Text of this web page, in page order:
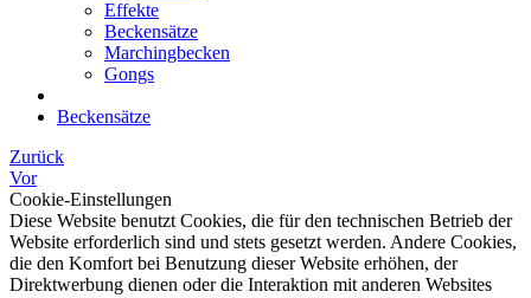
Effekte
Beckensätze
Marchingbecken
Gongs
Beckensätze
Zurück
Vor
Cookie-Einstellungen
Diese Website benutzt Cookies, die für den technischen Betrieb der
Website erforderlich sind und stets gesetzt werden. Andere Cookies,
die den Komfort bei Benutzung dieser Website erhöhen, der
Direktwerbung dienen oder die Interaktion mit anderen Websites